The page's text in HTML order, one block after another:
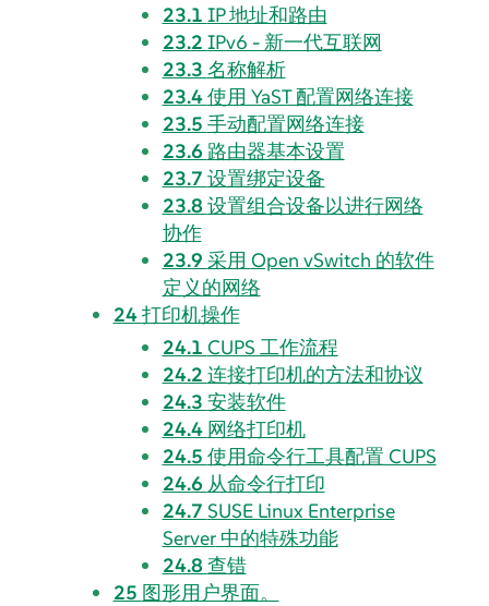
23.1 IP 地址和路由
23.2 IPv6 - 新一代互联网
23.3 名称解析
23.4使用 YaST 配置网络连接
23.5 手动配置网络连接
23.6 路由器基本设置
23.7 设置绑定设备
23.8 设置组合设备以进行网络
协作
23.9 采用 Open vSwitch 的软件
定义的网络
24打印机操作
24.1 CUPS 工作流程
24.2 连接打印机的方法和协议
24.3 安装软件
24.4 网络打印机
24.5 使用命令行工具配置 CUPS
24.6 从命令行打印
24.7 SUSE Linux Enterprise
Server中的特殊功能
24.8 查错
25 图形用户界面。